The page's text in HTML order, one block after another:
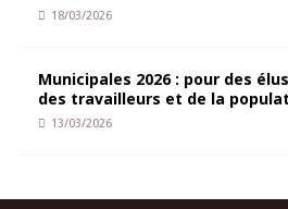
18/03/2026
Municipales 2026 : pour des
des travailleurs et de la
13/03/2026